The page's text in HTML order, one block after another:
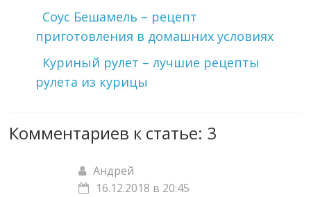
Соус Бешамель – рецепт
приготовления в домашних условиях
Куриный рулет – лучшие рецепты
рулета из курицы
Комментариев к статье: 3
Андрей
16.12.2018 в 20:45